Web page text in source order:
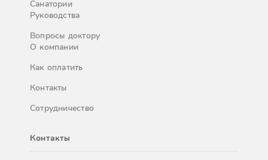
Санатории
Руководства
Вопросы доктору
О компании
Как оплатить
Контакты
Сотрудничество
Контакты